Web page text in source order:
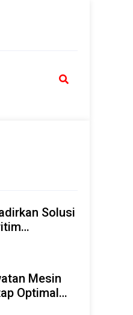
Solusi
AI &
2026
Mesin
Optimal